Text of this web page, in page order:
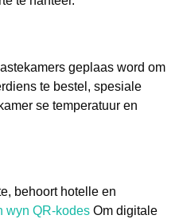
geplaas word om
te bestel, spesiale
se temperatuur en
behoort hotelle en
wyn QR-kodes Om digitale